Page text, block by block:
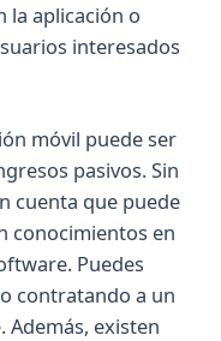
la aplicación o
interesados
móvil puede ser
pasivos. Sin
cuenta que puede
conocimientos en
Puedes
contratando a un
existen